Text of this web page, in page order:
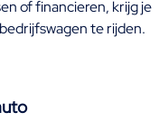
of financieren, krijg je
te rijden.